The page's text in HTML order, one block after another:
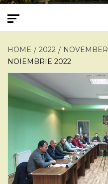
HOME 2022 NOVEMBER
NOIEMBRIE 2022